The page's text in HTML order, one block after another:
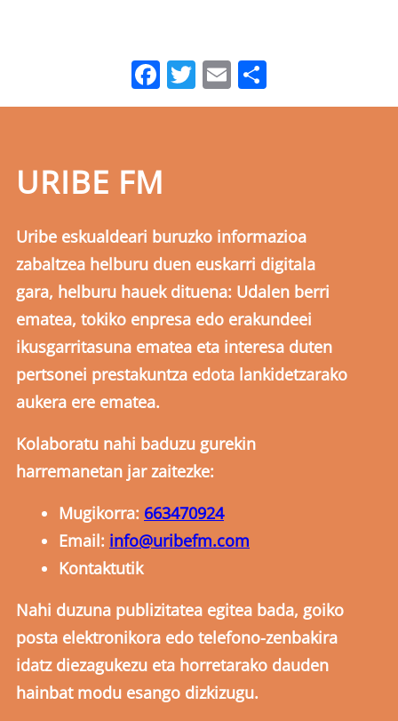
Facebook
Twitter
Email
URIBE FM
Uribe eskualdeari buruzko informazioa
zabaltzea helburu duen euskarri digitala
gara, helburu hauek dituena: Udalen berri
ematea, tokiko enpresa edo erakundeei
ikusgarritasuna ematea eta interesa duten
pertsonei prestakuntza edota lankidetzarako
aukera ere ematea.
Kolaboratu nahi baduzu gurekin
harremanetan jar zaitezke:
Mugikorra: 663470924
Email: info@uribefm.com
Kontaktutik
Nahi duzuna publizitatea egitea bada, goiko
posta elektronikora edo telefono-zenbakira
idatz diezagukezu eta horretarako dauden
hainbat modu esango dizkizugu.